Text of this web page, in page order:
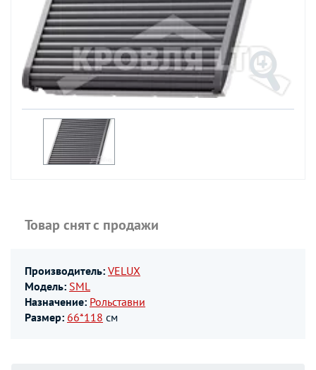
Товар снят с продажи
Производитель: VELUX
Модель: SML
Назначение: Рольставни
Размер: 66*118 см